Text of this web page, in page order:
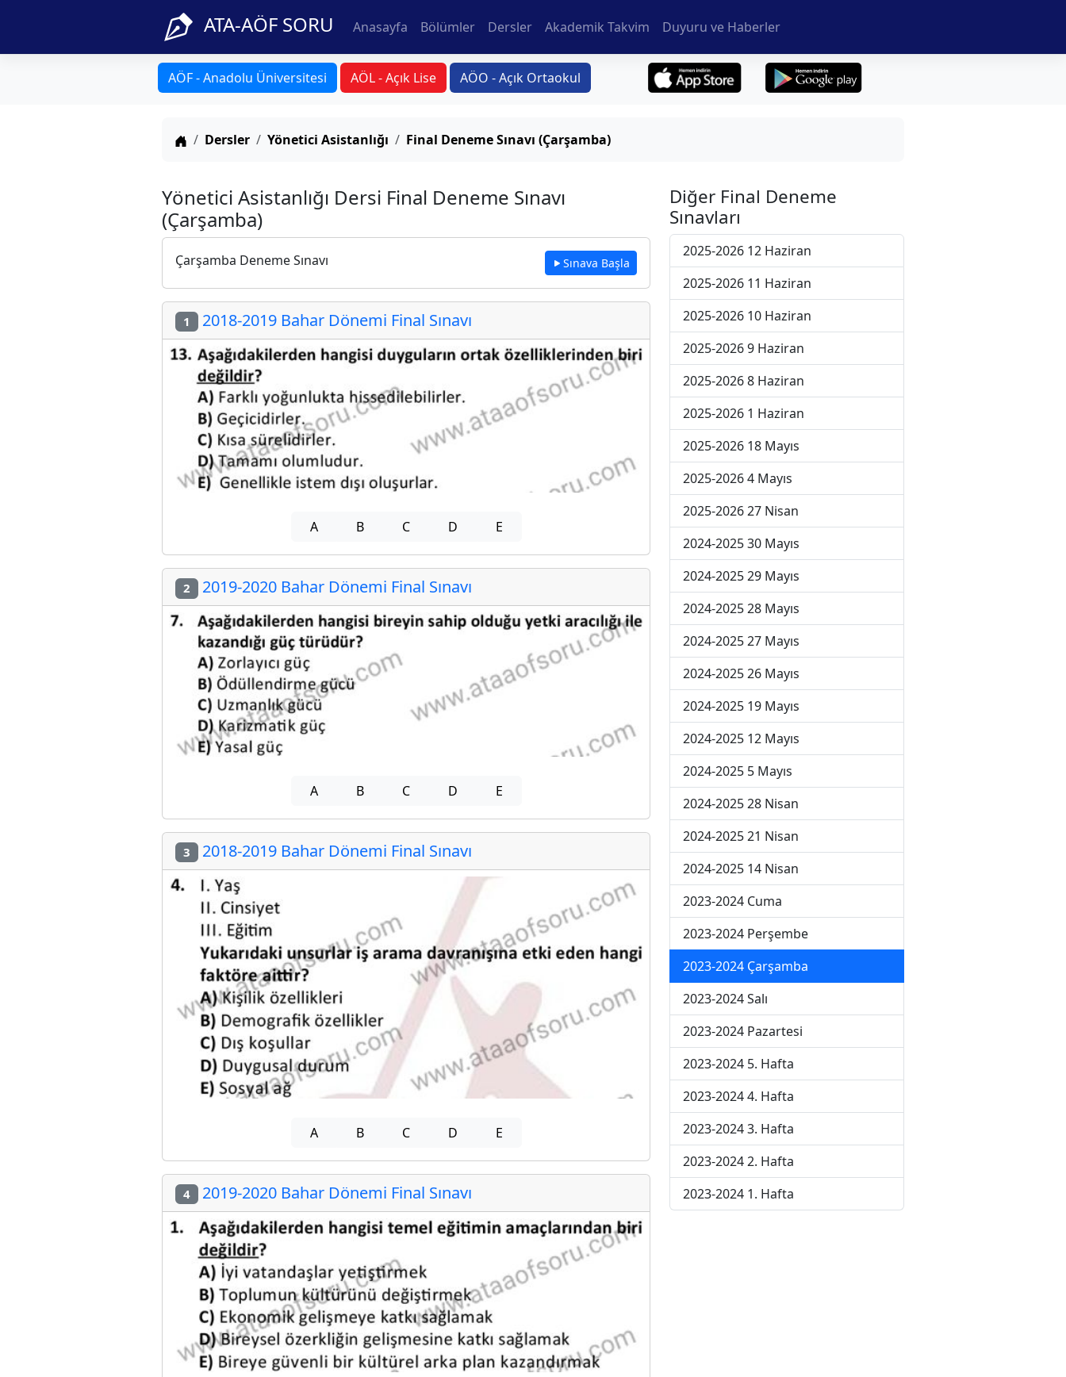
ATA-AÖF SORU Anasayfa Bölümler Dersler Akademik Takvim Duyuru ve Haberler
AÖF - Anadolu Üniversitesi AÖL - Açık Lise AÖO - Açık Ortaokul
Anasayfa
Dersler Yönetici Asistanlığı Final Deneme Sınavı (Çarşamba)
Yönetici Asistanlığı Dersi Final Deneme Sınavı
(Çarşamba)
Çarşamba Deneme Sınavı Sınava Başla
1 2018-2019 Bahar Dönemi Final Sınavı
A B C D E
2 2019-2020 Bahar Dönemi Final Sınavı
A B C D E
3 2018-2019 Bahar Dönemi Final Sınavı
A B C D E
4 2019-2020 Bahar Dönemi Final Sınavı
Diğer Final Deneme
Sınavları
2025-2026 12 Haziran
2025-2026 11 Haziran
2025-2026 10 Haziran
2025-2026 9 Haziran
2025-2026 8 Haziran
2025-2026 1 Haziran
2025-2026 18 Mayıs
2025-2026 4 Mayıs
2025-2026 27 Nisan
2024-2025 30 Mayıs
2024-2025 29 Mayıs
2024-2025 28 Mayıs
2024-2025 27 Mayıs
2024-2025 26 Mayıs
2024-2025 19 Mayıs
2024-2025 12 Mayıs
2024-2025 5 Mayıs
2024-2025 28 Nisan
2024-2025 21 Nisan
2024-2025 14 Nisan
2023-2024 Cuma
2023-2024 Perşembe
2023-2024 Çarşamba
2023-2024 Salı
2023-2024 Pazartesi
2023-2024 5. Hafta
2023-2024 4. Hafta
2023-2024 3. Hafta
2023-2024 2. Hafta
2023-2024 1. Hafta